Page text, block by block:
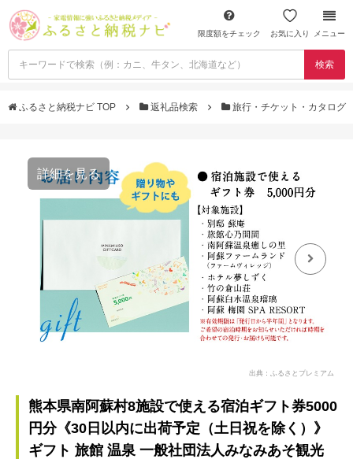
限度額をチェック お気に入り メニュー
検索
ふるさと納税ナビ TOP 返礼品検索 旅行・チケット・カタログ
詳細を見る
出典：ふるさとプレミアム
熊本県南阿蘇村8施設で使える宿泊ギフト券5000
円分《30日以内に出荷予定（土日祝を除く）》
ギフト 旅館 温泉 一般社団法人みなみあそ観光